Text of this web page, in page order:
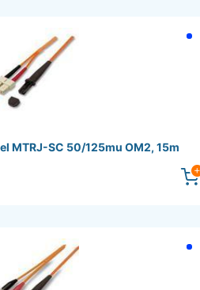
MTRJ-SC 50/125mu OM2, 15m